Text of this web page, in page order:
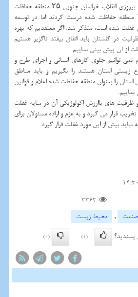
وی با اشاره به اینکه پس از پیروزی انقلاب خراسان جنوبی ۲۵ منطقه حفاظت
شده و خراسان شمالی ۱۵ منطقه حفاظت شده درست کردند اما در توسعه
شده است، متذکر شد: اگر معتقدیم که بهره
در گلستان باید اتفاق بیفتد ناگزیر هستیم
از آن پیش بینی نماییم.
نمی توانیم جلوی کارهای انسانی و اجرای طرح و
زیستی استان هستند را بگیریم و باید مناطق
را بعنوان منطقه حفاظت شده اعلام و قوانین
ظرفیت های باارزش اکولوژیکی آن در سایه غفلت
قرار می گیرد و به عزم و اراده مسئولان برای
نباید بیش از این مورد غفلت قرار گیرد.
3363
صنعت ,
محیط زیست
(1)
(0)